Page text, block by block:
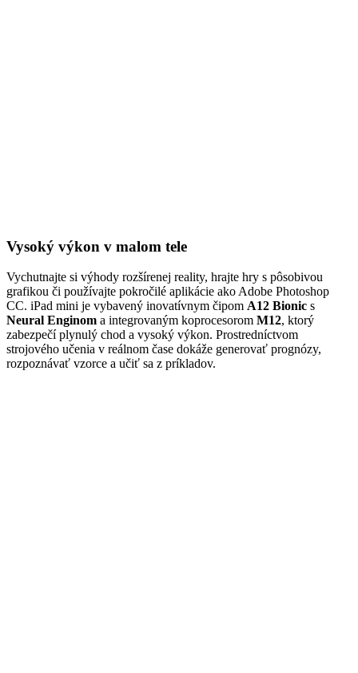
Vysoký výkon v malom tele
Vychutnajte si výhody rozšírenej reality, hrajte hry s pôsobivou
grafikou či používajte pokročilé aplikácie ako Adobe Photoshop
CC. iPad mini je vybavený inovatívnym čipom A12 Bionic s
Neural Enginom a integrovaným koprocesorom M12, ktorý
zabezpečí plynulý chod a vysoký výkon. Prostredníctvom
strojového učenia v reálnom čase dokáže generovať prognózy,
rozpoznávať vzorce a učiť sa z príkladov.